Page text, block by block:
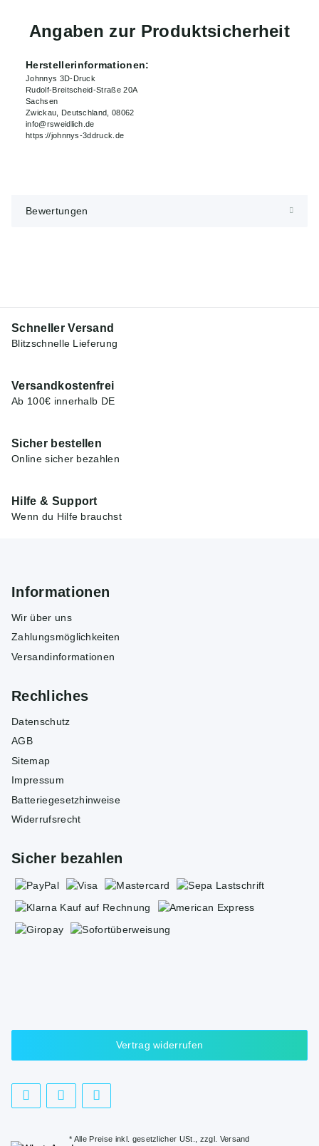
Angaben zur Produktsicherheit
Herstellerinformationen:
Johnnys 3D-Druck
Rudolf-Breitscheid-Straße 20A
Sachsen
Zwickau, Deutschland, 08062
info@rsweidlich.de
https://johnnys-3ddruck.de
Bewertungen
Schneller Versand
Blitzschnelle Lieferung
Versandkostenfrei
Ab 100€ innerhalb DE
Sicher bestellen
Online sicher bezahlen
Hilfe & Support
Wenn du Hilfe brauchst
Informationen
Wir über uns
Zahlungsmöglichkeiten
Versandinformationen
Rechliches
Datenschutz
AGB
Sitemap
Impressum
Batteriegesetzhinweise
Widerrufsrecht
Sicher bezahlen
Vertrag widerrufen
* Alle Preise inkl. gesetzlicher USt., zzgl. Versand